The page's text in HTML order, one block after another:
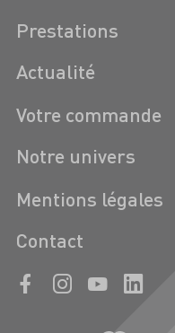
Prestations
Actualité
Votre commande
Notre univers
Mentions légales
Contact